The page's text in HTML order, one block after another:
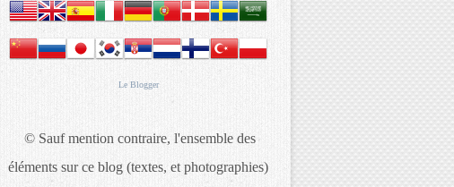
Le Blogger
© Sauf mention contraire, l'ensemble des
éléments sur ce blog (textes, et photographies)